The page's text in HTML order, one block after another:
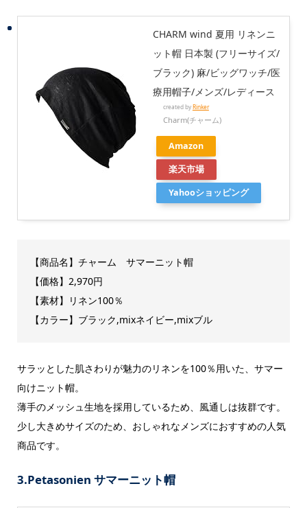
CHARM wind 夏用 リネンニ
ット帽 日本製 (フリーサイズ/
ブラック) 麻/ビッグワッチ/医
療用帽子/メンズ/レディース
created byRinker
Charm(チャーム)
Amazon
楽天市場
Yahooショッピング
【商品名】チャーム サマーニット帽
【価格】2,970円
【素材】リネン100％
【カラー】ブラック,mixネイビー,mixブル
サラッとした肌さわりが魅力のリネンを100％用いた、サマー
向けニット帽。
薄手のメッシュ生地を採用しているため、風通しは抜群です。
少し大きめサイズのため、おしゃれなメンズにおすすめの人気
商品です。
3.Petasonien サマーニット帽